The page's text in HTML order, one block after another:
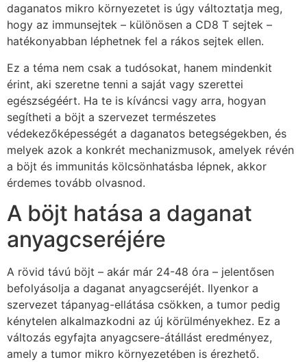
daganatos mikro környezetet is úgy változtatja meg,
hogy az immunsejtek – különösen a CD8 T sejtek –
hatékonyabban léphetnek fel a rákos sejtek ellen.
Ez a téma nem csak a tudósokat, hanem mindenkit
érint, aki szeretne tenni a saját vagy szerettei
egészségéért. Ha te is kíváncsi vagy arra, hogyan
segítheti a böjt a szervezet természetes
védekezőképességét a daganatos betegségekben, és
melyek azok a konkrét mechanizmusok, amelyek révén
a böjt és immunitás kölcsönhatásba lépnek, akkor
érdemes tovább olvasnod.
A böjt hatása a daganat
anyagcseréjére
A rövid távú böjt – akár már 24-48 óra – jelentősen
befolyásolja a daganat anyagcseréjét. Ilyenkor a
szervezet tápanyag-ellátása csökken, a tumor pedig
kénytelen alkalmazkodni az új körülményekhez. Ez a
változás egyfajta anyagcsere-átállást eredményez,
amely a tumor mikro környezetében is érezhető.